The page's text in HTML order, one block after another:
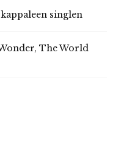
singlen
The World